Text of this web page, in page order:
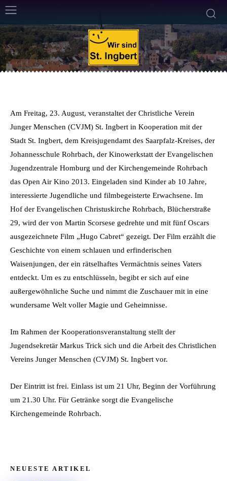
15. August 2013 Von Frank Leyendecker Weniger als eineMin. Lesezeit
Am Freitag, 23. August, veranstaltet der Christliche Verein
Junger Menschen (CVJM) St. Ingbert in Kooperation mit der
Stadt St. Ingbert, dem Kreisjugendamt des Saarpfalz-Kreises, der
Johannesschule Rohrbach, der Kinowerkstatt der Evangelischen
Jugendzentrale Homburg und der Kirchengemeinde Rohrbach
das Open Air Kino 2013. Eingeladen sind Kinder ab 10 Jahre,
interessierte Jugendliche und filmbegeisterte Erwachsene. Im
Hof der Evangelischen Christuskirche Rohrbach, Blücherstraße
29, wird der von Martin Scorsese gedrehte und mit fünf Oscars
ausgezeichnete Film „Hugo Cabret“ gezeigt. Der Film erzählt die
Geschichte von einem schlauen und erfinderischen
Waisenjungen, der ein rätselhaftes Vermächtnis seines Vaters
entdeckt. Um es zu entschlüsseln, begibt er sich auf eine
außergewöhnliche Suche und nimmt die Zuschauer mit in eine
wundersame Welt voller Magie und Geheimnisse.
Im Rahmen der Kooperationsveranstaltung stellt der
Jugendsekretär Markus Trick sich und die Arbeit des Christlichen
Vereins Junger Menschen (CVJM) St. Ingbert vor.
Der Eintritt ist frei. Einlass ist um 21 Uhr, Beginn der Vorführung
um 21.30 Uhr. Für Getränke sorgt die Evangelische
Kirchengemeinde Rohrbach.
NEUESTE ARTIKEL